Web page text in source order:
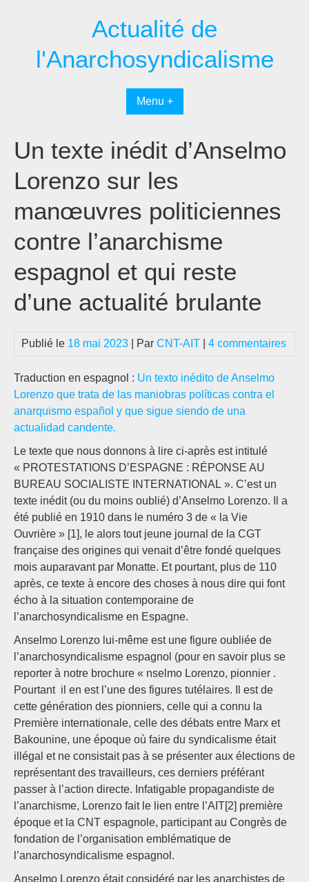
Actualité de
l'Anarchosyndicalisme
Menu +
Un texte inédit d’Anselmo
Lorenzo sur les
manœuvres politiciennes
contre l’anarchisme
espagnol et qui reste
d’une actualité brulante
Publié le 18 mai 2023 | Par CNT-AIT 4 commentaires
Traduction en espagnol : Un texto inédito de Anselmo
Lorenzo que trata de las maniobras políticas contra el
anarquismo español y que sigue siendo de una
actualidad candente.
Le texte que nous donnons à lire ci-après est intitulé
« PROTESTATIONS D’ESPAGNE : RÉPONSE AU
BUREAU SOCIALISTE INTERNATIONAL ». C’est un
texte inédit (ou du moins oublié) d’Anselmo Lorenzo. Il a
été publié en 1910 dans le numéro 3 de « la Vie
Ouvrière » [1], le alors tout jeune journal de la CGT
française des origines qui venait d’être fondé quelques
mois auparavant par Monatte. Et pourtant, plus de 110
après, ce texte à encore des choses à nous dire qui font
écho à la situation contemporaine de
l’anarchosyndicalisme en Espagne.
Anselmo Lorenzo lui-même est une figure oubliée de
l’anarchosyndicalisme espagnol (pour en savoir plus se
reporter à notre brochure « nselmo Lorenzo, pionnier .
Pourtant il en est l’une des figures tutélaires. Il est de
cette génération des pionniers, celle qui a connu la
Première internationale, celle des débats entre Marx et
Bakounine, une époque où faire du syndicalisme était
illégal et ne consistait pas à se présenter aux élections de
représentant des travailleurs, ces derniers préférant
passer à l’action directe. Infatigable propagandiste de
l’anarchisme, Lorenzo fait le lien entre l’AIT[2] première
époque et la CNT espagnole, participant au Congrès de
fondation de l’organisation emblématique de
l’anarchosyndicalisme espagnol.
Anselmo Lorenzo était considéré par les anarchistes de